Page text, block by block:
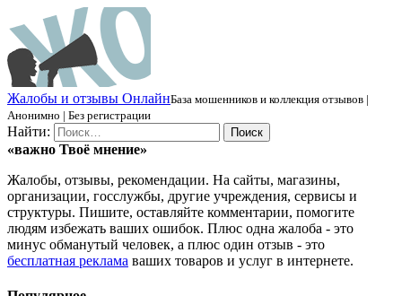
Жалобы и отзывы ОнлайнБаза мошенников и коллекция отзывов |
Анонимно | Без регистрации
Найти:
«важно Твоё мнение»
Жалобы, отзывы, рекомендации. На сайты, магазины,
организации, госслужбы, другие учреждения, сервисы и
структуры. Пишите, оставляйте комментарии, помогите
людям избежать ваших ошибок. Плюс одна жалоба - это
минус обманутый человек, а плюс один отзыв - это
бесплатная реклама ваших товаров и услуг в интернете.